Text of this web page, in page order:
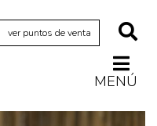
ver puntos de venta
MENÚ